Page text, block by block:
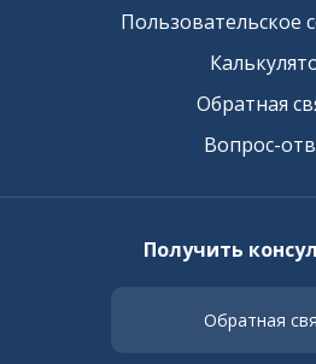
Пользовательское
Обратная
Вопрос-
Получить
Обратная